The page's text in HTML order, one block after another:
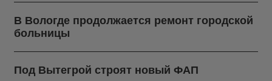
В Вологде продолжается ремонт городской
больницы
Под Вытегрой строят новый ФАП